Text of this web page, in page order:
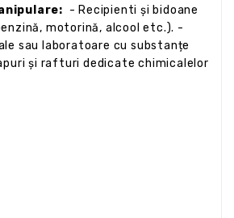
- Recipienti și bidoane
motorină, alcool etc.). -
sau laboratoare cu substanțe
și rafturi dedicate chimicalelor